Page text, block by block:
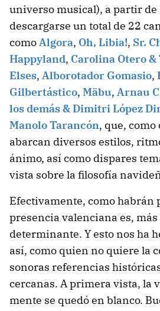
universo musical), a partir de
descargarse un total de 22
comoAlgora, Oh, Libia!, Sr.
Happyland, Carolina Otero &
Elses, Alborotador Gomasio,
Gilbertástico, Mäbu, Arnau
los demás & Dimitri López
Manolo Tarancón, que,
abarcan diversos estilos,
ánimo, así como dispares
vista sobre la filosofía
Efectivamente, como habrán
presencia valenciana es,
determinante. Y esto nos ha
así, como quien no quiere la
sonoras referencias
cercanas. A primera vista, la
mente se quedó en blanco.